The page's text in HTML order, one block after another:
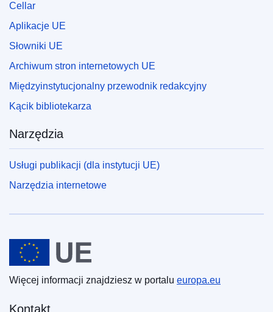
Cellar
Aplikacje UE
Słowniki UE
Archiwum stron internetowych UE
Międzyinstytucjonalny przewodnik redakcyjny
Kącik bibliotekarza
Narzędzia
Usługi publikacji (dla instytucji UE)
Narzędzia internetowe
Unia Europejska
Więcej informacji znajdziesz w portalu europa.eu
Kontakt